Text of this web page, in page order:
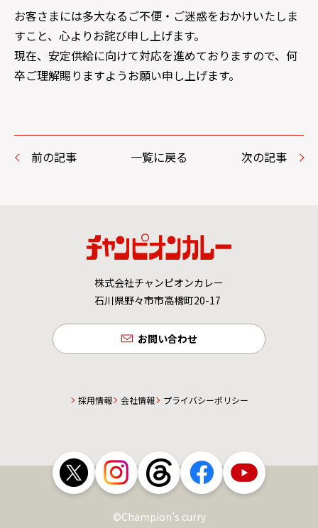
お客さまには多大なるご不便・ご迷惑をおかけいたしま
すこと、心よりお詫び申し上げます。
現在、安定供給に向けて対応を進めておりますので、何
卒ご理解賜りますようお願い申し上げます。
前の記事 一覧に戻る 次の記事
株式会社チャンピオンカレー
石川県野々市市高橋町20-17
お問い合わせ
採用情報 会社情報 プライバシーポリシー
©Champion’s curry